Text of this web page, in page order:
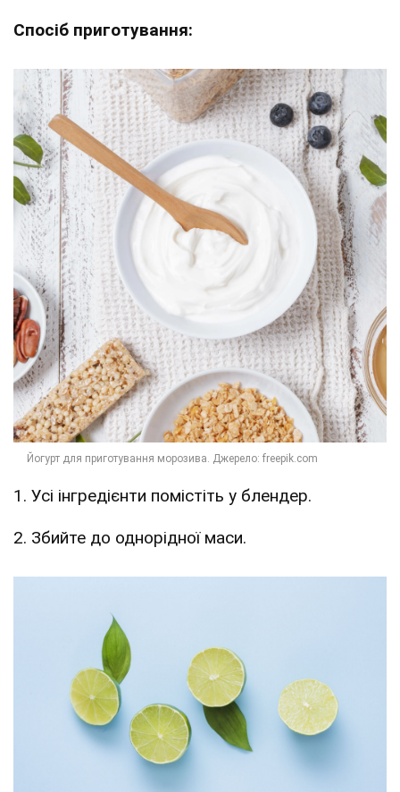
Спосіб приготування:
1. Усі інгредієнти помістіть у блендер.
2. Збийте до однорідної маси.